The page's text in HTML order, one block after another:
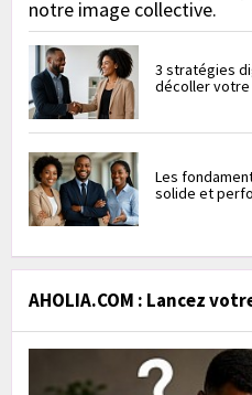
notre image collective.
3 stratégies
décoller votre
Les
solide et
AHOLIA.COM : Lancez